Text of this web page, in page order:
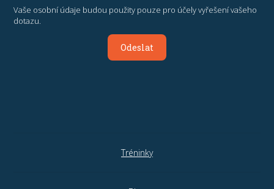
Vaše osobní údaje budou použity pouze pro účely vyřešení vašeho
dotazu.
Odeslat
Tréninky